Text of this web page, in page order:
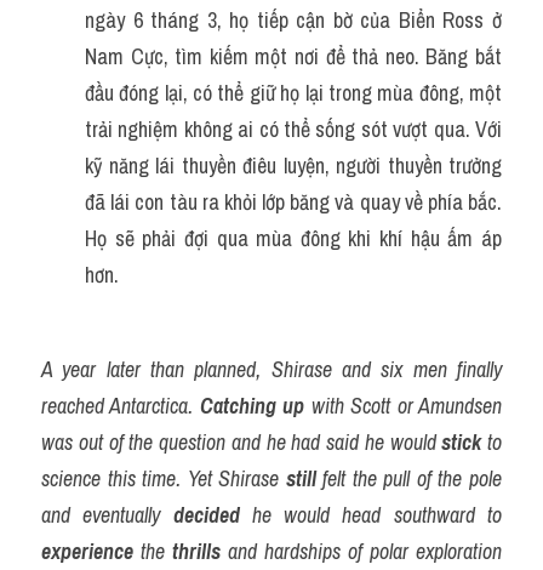
ngày 6 tháng 3, họ tiếp cận bờ của Biển Ross ở
Nam Cực, tìm kiếm một nơi để thả neo. Băng bắt
đầu đóng lại, có thể giữ họ lại trong mùa đông, một
trải nghiệm không ai có thể sống sót vượt qua. Với
kỹ năng lái thuyền điêu luyện, người thuyền trưởng
đã lái con tàu ra khỏi lớp băng và quay về phía bắc.
Họ sẽ phải đợi qua mùa đông khi khí hậu ấm áp
hơn.
A year later than planned, Shirase and six men finally
reached Antarctica. Catching up with Scott or Amundsen
was out of the question and he had said he would stick to
science this time. Yet Shirase still felt the pull of the pole
and eventually decided
experience the thrills and hardships of polar exploration